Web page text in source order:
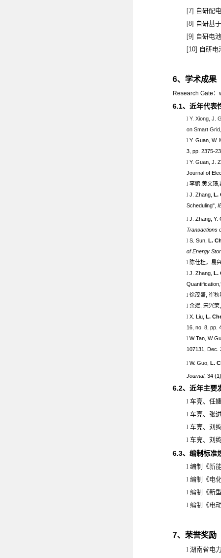
[7] 自研配
[8] 自研基于
[9] 自研电池
[10] 自研电
6、学术成果
Research Gate ：
6.1、近年代表
l Y. Xiong, J.
on Smart
l Y. Guan, W.
3, pp. 2375-
l Y. Guan, J.
Journal of
l 李鹏 黄文琦
l J. Zhang, L.
Scheduling",
l J. Zhang, Y.
Transactions
l S. Sun, L.
of Energy
l 陈仕杜，易
l J. Zhang, L.
l 徐茂盛 崔秋
l 余斌 宋兴荣
l X. Liu, L.
16, no. 8, pp.
l W Tan, W
107131, Dec.
l W. Guo, L.
Journal, 34
6.2、近年主要
l 车亮、任
l 车亮、张
l 车亮、刘
l 车亮、刘
6.3、编制标准
l 编制《新
l 编制《电
l 编制《新
l 编制《电
7、荣誉奖励
l 湖南省电